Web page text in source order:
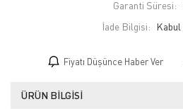
Garanti Süresi:
İade Bilgisi:
Fiyatı Düşünce Haber Ver
ÜRÜN BILGISI